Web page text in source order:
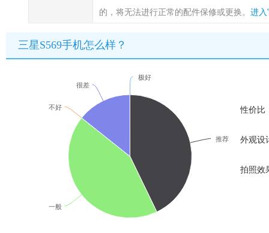
的，将无法进行正常的配件保修或更换。 进入
三星S569手机怎么样？
极好
推荐
一般
不好
很差
性价比
外观设
拍照效